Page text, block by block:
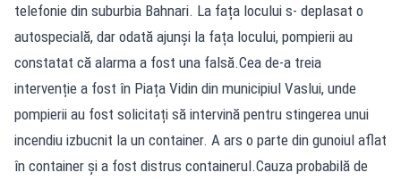
telefonie din suburbia Bahnari. La fața locului s- deplasat o
autospecială, dar odată ajunși la fața locului, pompierii au
constatat că alarma a fost una falsă.Cea de-a treia
intervenție a fost în Piața Vidin din municipiul Vaslui, unde
pompierii au fost solicitați să intervină pentru stingerea unui
incendiu izbucnit la un container. A ars o parte din gunoiul aflat
în container și a fost distrus containerul.Cauza probabilă de